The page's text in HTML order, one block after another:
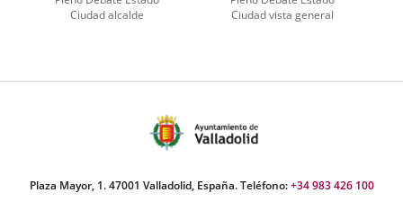
Ciudad alcalde
Ciudad vista general
Plaza Mayor, 1. 47001 Valladolid, España. Teléfono:+34 983 426 100